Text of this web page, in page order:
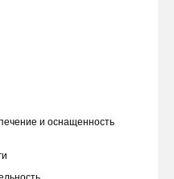
и оснащенность